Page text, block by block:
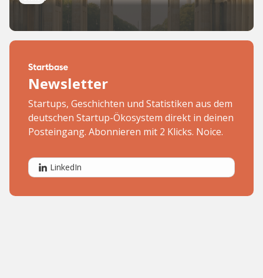
Newsletter
Startups, Geschichten und Statistiken aus dem
deutschen Startup-Ökosystem direkt in deinen
Posteingang. Abonnieren mit 2 Klicks. Noice.
LinkedIn